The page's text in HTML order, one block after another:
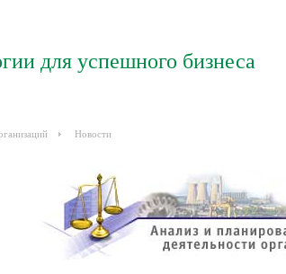
для успешного бизнеса
Новости